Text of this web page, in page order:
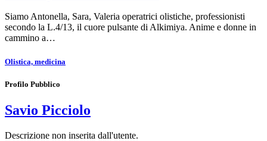
Siamo Antonella, Sara, Valeria operatrici olistiche, professionisti
secondo la L.4/13, il cuore pulsante di Alkimiya. Anime e donne in
cammino a…
Olistica, medicina
Profilo Pubblico
Savio Picciolo
Descrizione non inserita dall'utente.